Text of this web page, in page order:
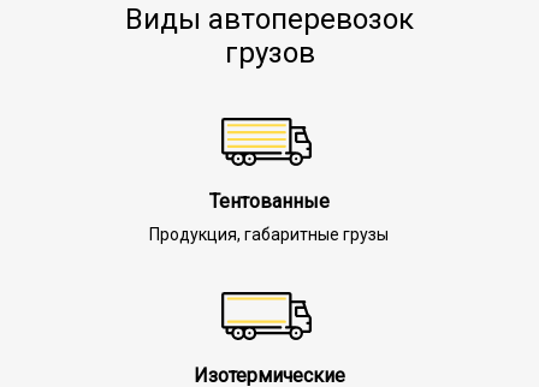
Виды автоперевозок
грузов
Тентованные
Продукция, габаритные грузы
Изотермические